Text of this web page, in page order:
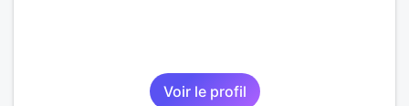
Voir le profil